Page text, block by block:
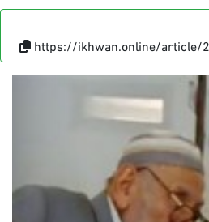
https://ikhwan.online/article/